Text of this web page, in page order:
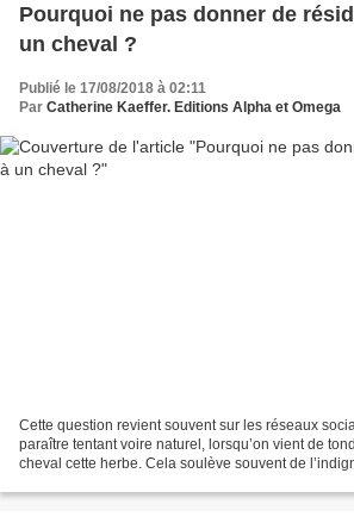
Pourquoi ne pas donner de
un cheval ?
Publié le 17/08/2018 à 02:11
Par Catherine Kaeffer. Editions Alpha et Omega
Cette question revient souvent sur les réseaux
paraître tentant voire naturel, lorsqu’on vient de
cheval cette herbe. Cela soulève souvent de